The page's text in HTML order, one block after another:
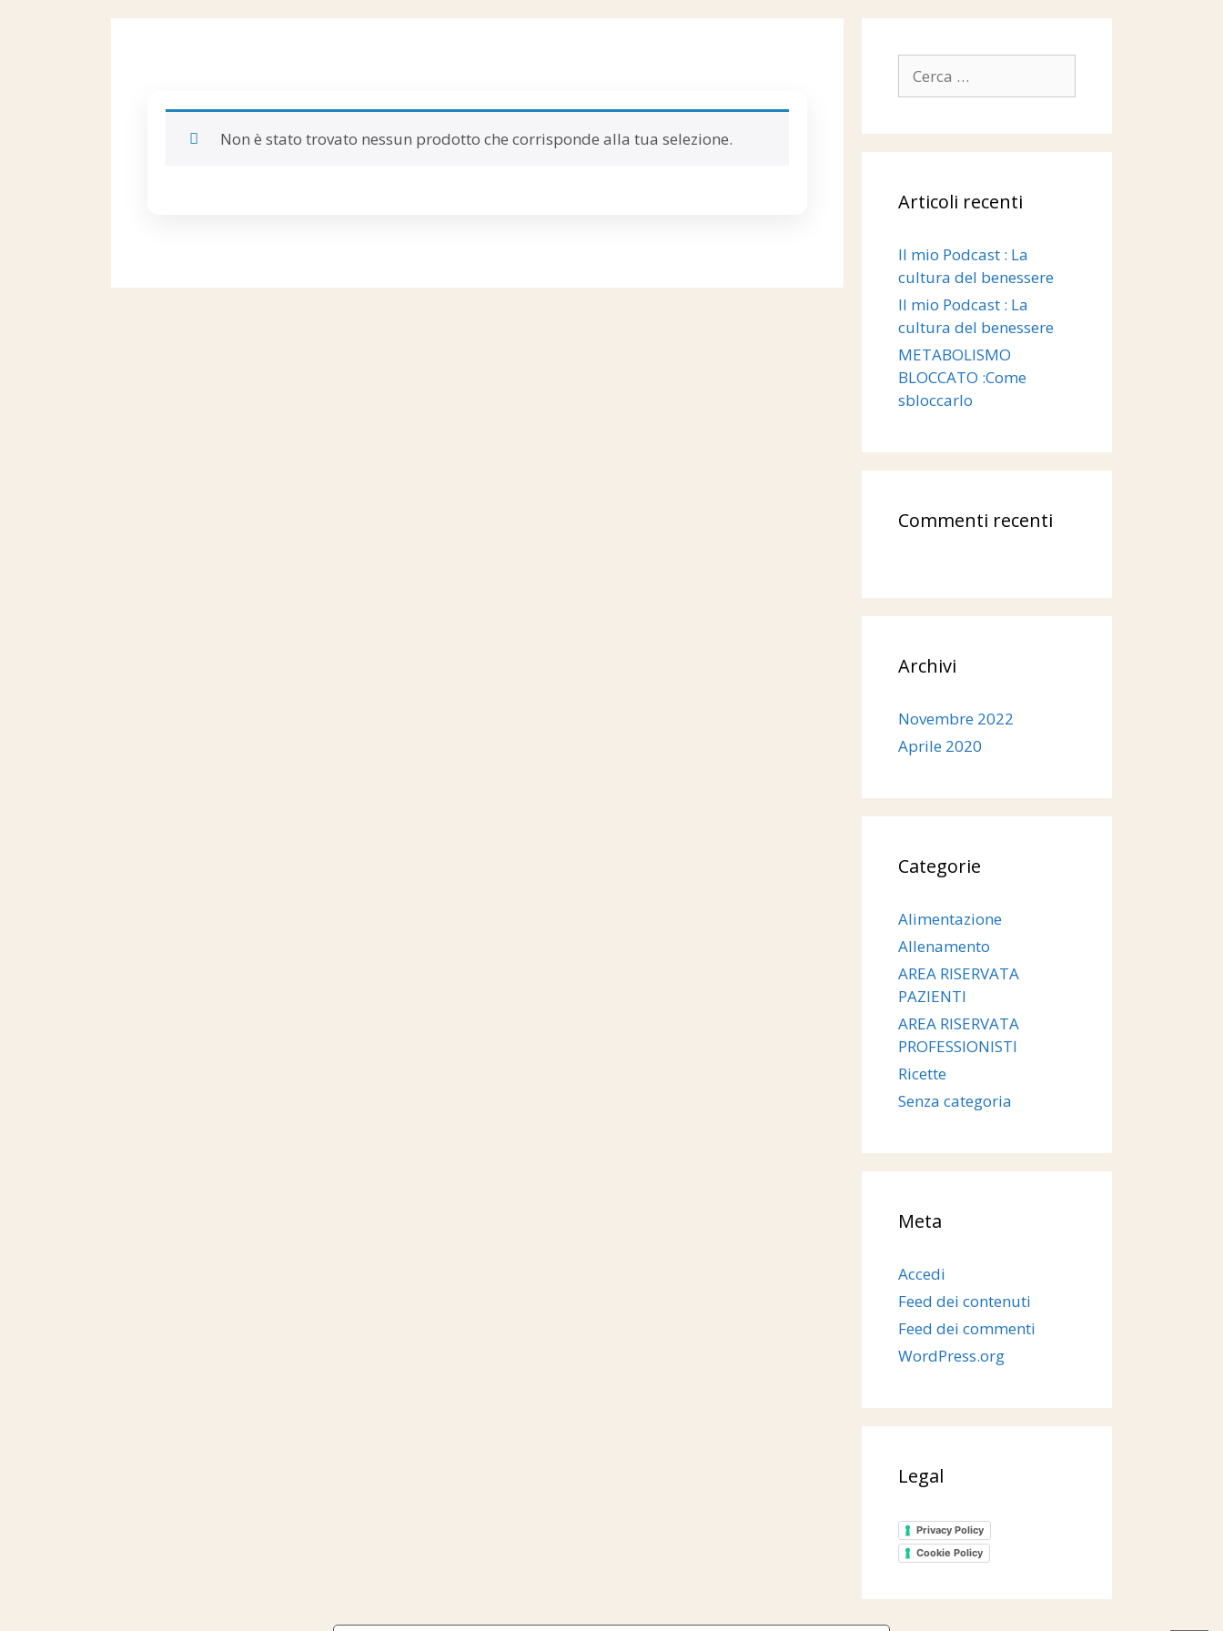
Non è stato trovato nessun prodotto che corrisponde alla tua selezione.
Articoli recenti
Il mio Podcast : La
cultura del benessere
Il mio Podcast : La
cultura del benessere
METABOLISMO
BLOCCATO :Come
sbloccarlo
Commenti recenti
Archivi
Novembre 2022
Aprile 2020
Categorie
Alimentazione
Allenamento
AREA RISERVATA
PAZIENTI
AREA RISERVATA
PROFESSIONISTI
Ricette
Senza categoria
Meta
Accedi
Feed dei contenuti
Feed dei commenti
WordPress.org
Legal
Privacy Policy
Cookie Policy